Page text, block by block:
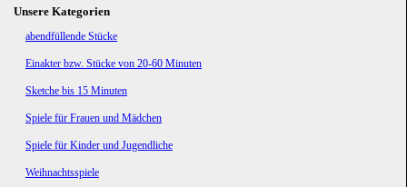
Unsere Kategorien
Navigation
abendfüllende Stücke
Einakter bzw. Stücke von 20-60 Minuten
Sketche bis 15 Minuten
Spiele für Frauen und Mädchen
Spiele für Kinder und Jugendliche
Weihnachtsspiele